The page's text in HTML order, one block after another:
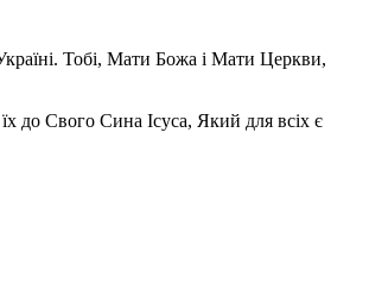
Тобі, Мати Божа і Мати Церкви,
до Свого Сина Ісуса, Який для всіх є